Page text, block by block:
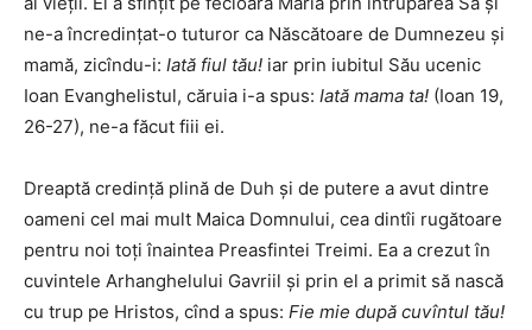
ne-a încredinţat-o tuturor ca Născătoare de Dumnezeu şi
mamă, zicîndu-i: Iată fiul tău! iar prin iubitul Său ucenic
Ioan Evanghelistul, căruia i-a spus: Iată mama ta! (Ioan 19,
26-27), ne-a făcut fiii ei.
Dreaptă credinţă plină de Duh şi de putere a avut dintre
oameni cel mai mult Maica Domnului, cea dintîi rugătoare
pentru noi toţi înaintea Preasfintei Treimi. Ea a crezut în
cuvintele Arhanghelului Gavriil şi prin el a primit să nască
cu trup pe Hristos, cînd a spus: Fie mie după cuvîntul tău!